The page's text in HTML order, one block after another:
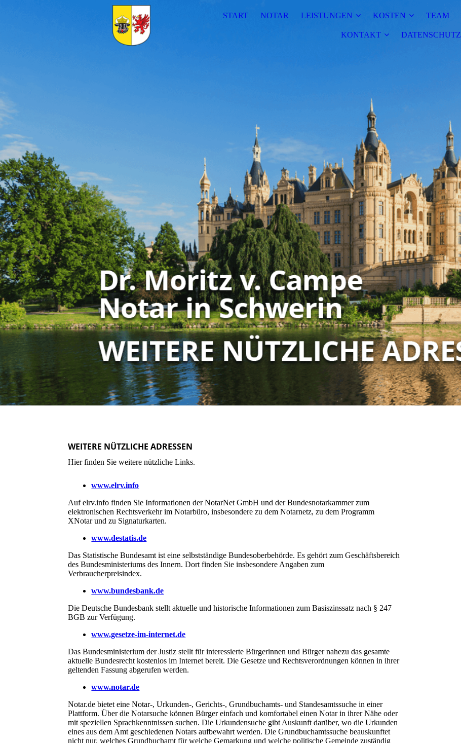
START NOTAR LEISTUNGEN KOSTEN TEAM
KONTAKT DATENSCHUTZ
WEITERE NÜTZLICHE ADRESSEN
Hier finden Sie weitere nützliche Links.
www.elrv.info
Auf elrv.info finden Sie Informationen der NotarNet GmbH und der Bundesnotarkammer zum
elektronischen Rechtsverkehr im Notarbüro, insbesondere zu dem Notarnetz, zu dem Programm
XNotar und zu Signaturkarten.
www.destatis.de
Das Statistische Bundesamt ist eine selbst­ständige Bundesoberbehörde. Es gehört zum Geschäftsbereich
des Bundesministeriums des Innern. Dort finden Sie insbesondere Angaben zum
Verbraucherpreisindex.
www.bundesbank.de
Die Deutsche Bundesbank stellt aktuelle und historische Informationen zum Basiszinssatz nach § 247
BGB zur Verfügung.
www.gesetze-im-internet.de
Das Bundesministerium der Justiz stellt für interessierte Bürgerinnen und Bürger nahezu das gesamte
aktuelle Bundesrecht kostenlos im Internet bereit. Die Gesetze und Rechts­verord­nungen können in ihrer
geltenden Fassung abgerufen werden.
www.notar.de
Notar.de bietet eine Notar-, Urkunden-, Gerichts-, Grundbuchamts- und Standes­amts­suche in einer
Plattform. Über die Notarsuche können Bürger einfach und komfortabel einen Notar in ihrer Nähe oder
mit speziellen Sprachkenntnissen suchen. Die Urkundensuche gibt Auskunft darüber, wo die Urkunden
eines aus dem Amt geschiedenen Notars aufbewahrt werden. Die Grund­buch­amts­suche beauskunftet
nicht nur, welches Grundbuchamt für welche Gemarkung und welche politische Gemeinde zuständig